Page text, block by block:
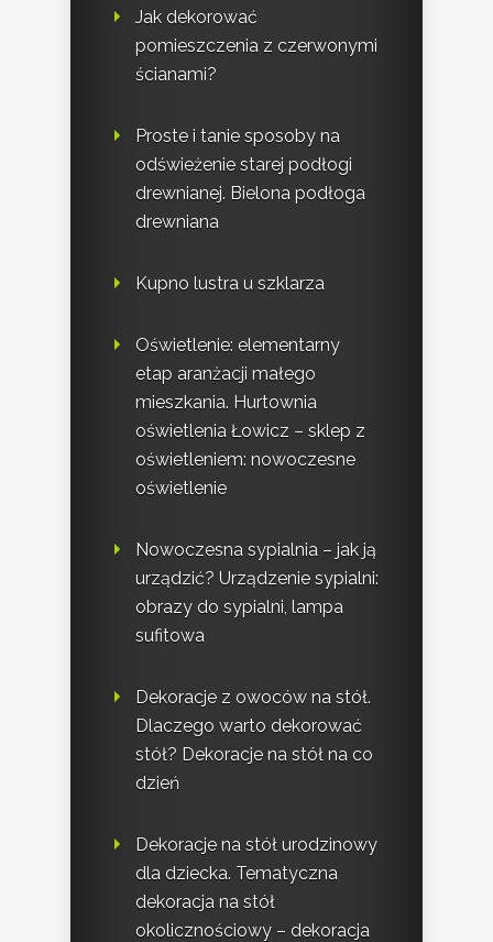
Jak dekorować
pomieszczenia z czerwonymi
ścianami?
Proste i tanie sposoby na
odświeżenie starej podłogi
drewnianej. Bielona podłoga
drewniana
Kupno lustra u szklarza
Oświetlenie: elementarny
etap aranżacji małego
mieszkania. Hurtownia
oświetlenia Łowicz – sklep z
oświetleniem: nowoczesne
oświetlenie
Nowoczesna sypialnia – jak ją
urządzić? Urządzenie sypialni:
obrazy do sypialni, lampa
sufitowa
Dekoracje z owoców na stół.
Dlaczego warto dekorować
stół? Dekoracje na stół na co
dzień
Dekoracje na stół urodzinowy
dla dziecka. Tematyczna
dekoracja na stół
okolicznościowy – dekoracja